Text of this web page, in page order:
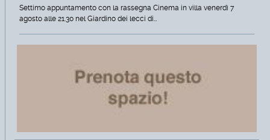
Settimo appuntamento con la rassegna Cinema in villa venerdì 7
agosto alle 21.30 nel Giardino dei lecci di…